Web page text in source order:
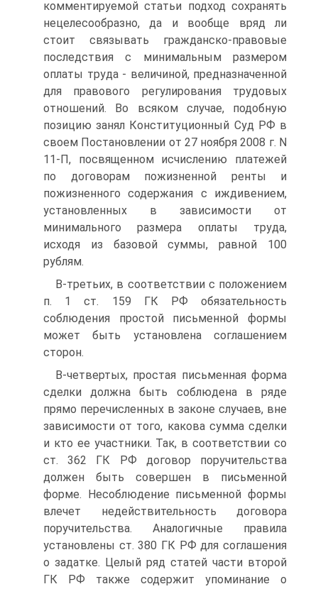
комментируемой статьи подход сохранять
нецелесообразно, да и вообще вряд ли
стоит связывать гражданско-правовые
последствия с минимальным размером
оплаты труда - величиной, предназначенной
для правового регулирования трудовых
отношений. Во всяком случае, подобную
позицию занял Конституционный Суд РФ в
своем Постановлении от 27 ноября 2008 г. N
11-П, посвященном исчислению платежей
по договорам пожизненной ренты и
пожизненного содержания с иждивением,
установленных в зависимости от
минимального размера оплаты труда,
исходя из базовой суммы, равной 100
рублям.
В-третьих, в соответствии с положением
п. 1 ст. 159 ГК РФ обязательность
соблюдения простой письменной формы
может быть установлена соглашением
сторон.
В-четвертых, простая письменная форма
сделки должна быть соблюдена в ряде
прямо перечисленных в законе случаев, вне
зависимости от того, какова сумма сделки
и кто ее участники. Так, в соответствии со
ст. 362 ГК РФ договор поручительства
должен быть совершен в письменной
форме. Несоблюдение письменной формы
влечет недействительность договора
поручительства. Аналогичные правила
установлены ст. 380 ГК РФ для соглашения
о задатке. Целый ряд статей части второй
ГК РФ также содержит упоминание о